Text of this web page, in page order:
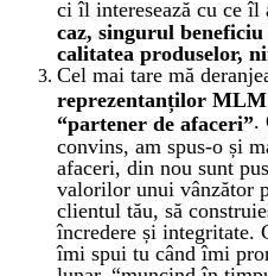
ci îl interesează cu ce îl
caz, singurul
calitatea produselor,
Cel mai tare mă
reprezentanților
“partener de afaceri”.
convins, am spus-o și
afaceri, din nou sunt
valorilor unui vânzător
clientul tău, să
încredere și integritate.
îmi spui tu când îmi